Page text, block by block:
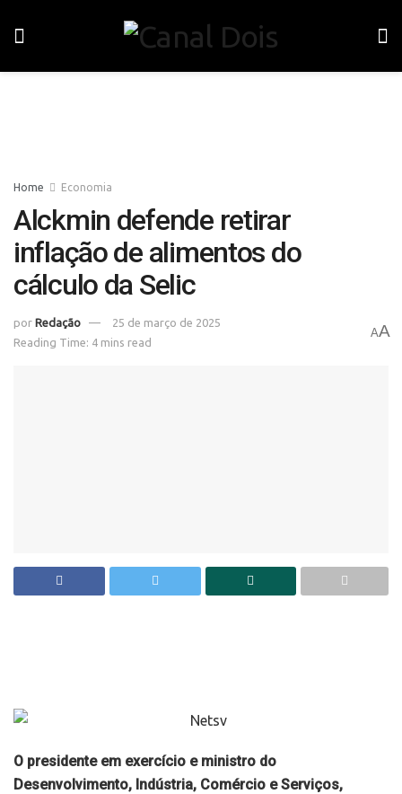
Home Economia
Alckmin defende retirar
inflação de alimentos do
cálculo da Selic
por Redação
25 de março de 2025
Reading Time: 4 mins read
AA
O presidente em exercício e ministro do
Desenvolvimento, Indústria, Comércio e Serviços,